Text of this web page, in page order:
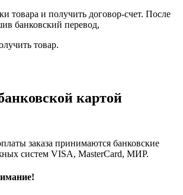
товара и получить договор-счет. После
банковский перевод,
товар.
картой
заказа принимаются банковские
систем VISA, MasterСard, МИР.